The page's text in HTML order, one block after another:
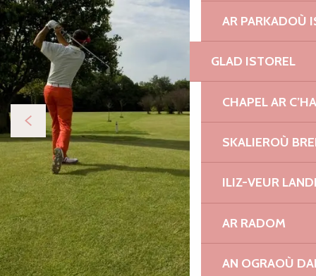
AR PARKADOÙ
GLAD ISTOREL
CHAPEL AR
SKALIEROÙ
ILIZ-VEUR
AR RADOM
AN OGRAOÙ